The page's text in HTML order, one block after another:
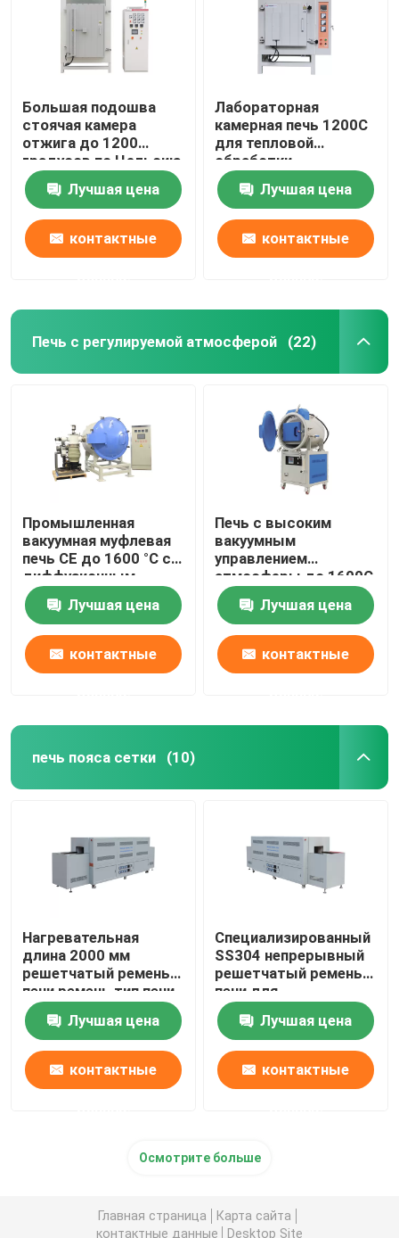
Большая подошва
стоячая камера
отжига до 1200
градусов по Цельсию
Лучшая цена
контактные
Лабораторная
камерная печь 1200C
для тепловой
обработки
W600xD400xH400 мм
Лучшая цена
контактные
Печь с регулируемой атмосферой (22)
Промышленная
вакуумная муфлевая
печь CE до 1600 °C с
диффузионным
вакуумным насосом
Лучшая цена
контактные
Печь с высоким
вакуумным
управлением
атмосферы до 1600C
12x8x8′′ 8L
Лучшая цена
контактные
печь пояса сетки (10)
Нагревательная
длина 2000 мм
решетчатый ремень
печи ремень тип печи
до 500 градусов C
Лучшая цена
контактные
Специализированный
SS304 непрерывный
решетчатый ремень
печи для
промышленной
тепловой обработки
Лучшая цена
контактные
Осмотрите больше
Главная страница
Карта сайта
контактные данные
Desktop Site